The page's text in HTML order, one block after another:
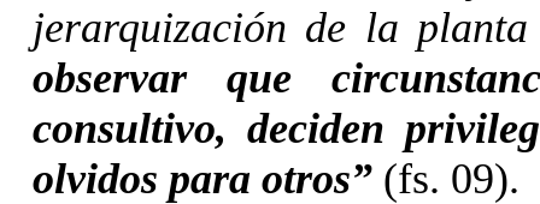
jerarquización de la
observar que
consultivo, deciden
olvidos para otros” (fs. 09).